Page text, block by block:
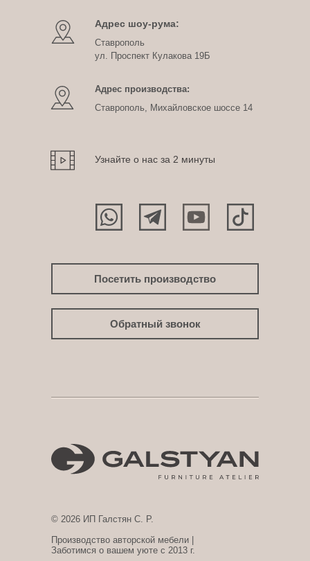
Узнайте о нас за 2 минуты
Посетить производство
Обратный звонок
© 2026 ИП Галстян С. Р.
Производство авторской мебели |
Заботимся о вашем уюте с 2013 г.
Адрес шоу-рума:
Ставрополь
ул. Проспект Кулакова 19Б
Ставрополь, Михайловское шоссе 14
Адрес производства: